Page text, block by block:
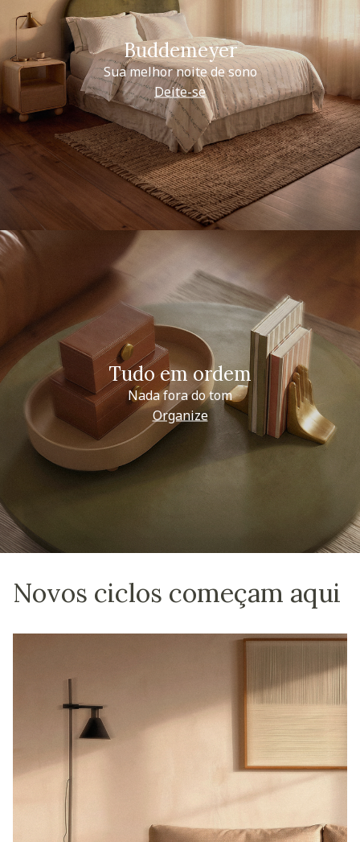
Buddemeyer
Sua melhor noite de sono
Deite-se
Tudo em ordem
Nada fora do tom
Organize
Novos ciclos começam aqui